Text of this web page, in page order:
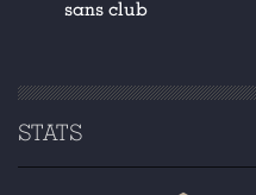
sans club
STATS